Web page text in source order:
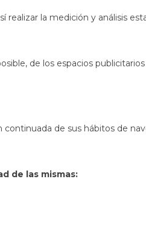
la medición y análisis
de los espacios
de sus hábitos de
de las mismas: